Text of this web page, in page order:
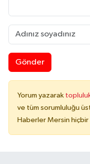
Gönder
Yorum yazarak topluluk
ve tüm sorumluluğu
Haberler Mersin